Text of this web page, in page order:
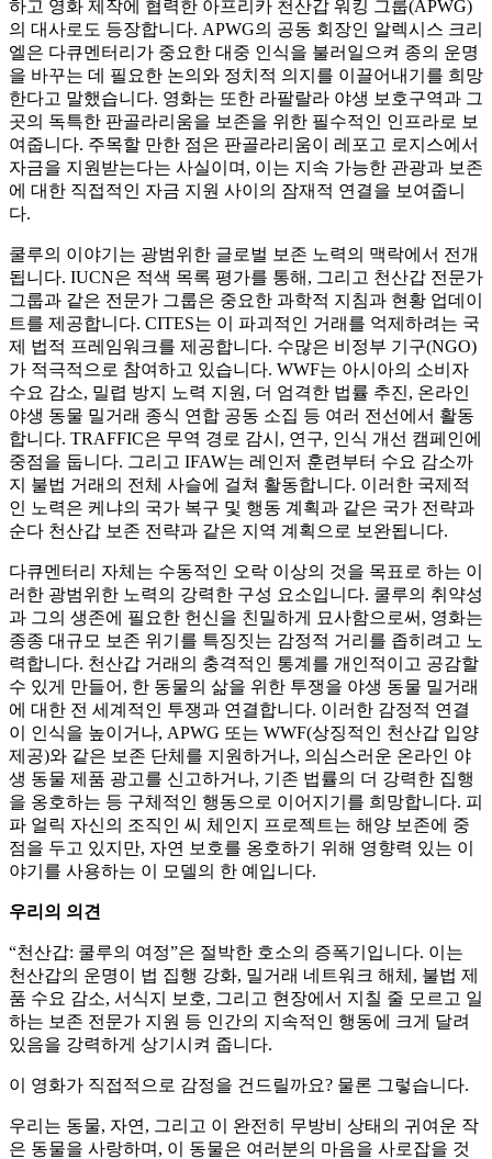
하고 영화 제작에 협력한 아프리카 천산갑 워킹 그룹(APWG)
의 대사로도 등장합니다. APWG의 공동 회장인 알렉시스 크리
엘은 다큐멘터리가 중요한 대중 인식을 불러일으켜 종의 운명
을 바꾸는 데 필요한 논의와 정치적 의지를 이끌어내기를 희망
한다고 말했습니다. 영화는 또한 라팔랄라 야생 보호구역과 그
곳의 독특한 판골라리움을 보존을 위한 필수적인 인프라로 보
여줍니다. 주목할 만한 점은 판골라리움이 레포고 로지스에서
자금을 지원받는다는 사실이며, 이는 지속 가능한 관광과 보존
에 대한 직접적인 자금 지원 사이의 잠재적 연결을 보여줍니
다.
쿨루의 이야기는 광범위한 글로벌 보존 노력의 맥락에서 전개
됩니다. IUCN은 적색 목록 평가를 통해, 그리고 천산갑 전문가
그룹과 같은 전문가 그룹은 중요한 과학적 지침과 현황 업데이
트를 제공합니다. CITES는 이 파괴적인 거래를 억제하려는 국
제 법적 프레임워크를 제공합니다. 수많은 비정부 기구(NGO)
가 적극적으로 참여하고 있습니다. WWF는 아시아의 소비자
수요 감소, 밀렵 방지 노력 지원, 더 엄격한 법률 추진, 온라인
야생 동물 밀거래 종식 연합 공동 소집 등 여러 전선에서 활동
합니다. TRAFFIC은 무역 경로 감시, 연구, 인식 개선 캠페인에
중점을 둡니다. 그리고 IFAW는 레인저 훈련부터 수요 감소까
지 불법 거래의 전체 사슬에 걸쳐 활동합니다. 이러한 국제적
인 노력은 케냐의 국가 복구 및 행동 계획과 같은 국가 전략과
순다 천산갑 보존 전략과 같은 지역 계획으로 보완됩니다.
다큐멘터리 자체는 수동적인 오락 이상의 것을 목표로 하는 이
러한 광범위한 노력의 강력한 구성 요소입니다. 쿨루의 취약성
과 그의 생존에 필요한 헌신을 친밀하게 묘사함으로써, 영화는
종종 대규모 보존 위기를 특징짓는 감정적 거리를 좁히려고 노
력합니다. 천산갑 거래의 충격적인 통계를 개인적이고 공감할
수 있게 만들어, 한 동물의 삶을 위한 투쟁을 야생 동물 밀거래
에 대한 전 세계적인 투쟁과 연결합니다. 이러한 감정적 연결
이 인식을 높이거나, APWG 또는 WWF(상징적인 천산갑 입양
제공)와 같은 보존 단체를 지원하거나, 의심스러운 온라인 야
생 동물 제품 광고를 신고하거나, 기존 법률의 더 강력한 집행
을 옹호하는 등 구체적인 행동으로 이어지기를 희망합니다. 피
파 얼릭 자신의 조직인 씨 체인지 프로젝트는 해양 보존에 중
점을 두고 있지만, 자연 보호를 옹호하기 위해 영향력 있는 이
야기를 사용하는 이 모델의 한 예입니다.
우리의 의견
“천산갑: 쿨루의 여정”은 절박한 호소의 증폭기입니다. 이는
천산갑의 운명이 법 집행 강화, 밀거래 네트워크 해체, 불법 제
품 수요 감소, 서식지 보호, 그리고 현장에서 지칠 줄 모르고 일
하는 보존 전문가 지원 등 인간의 지속적인 행동에 크게 달려
있음을 강력하게 상기시켜 줍니다.
이 영화가 직접적으로 감정을 건드릴까요? 물론 그렇습니다.
우리는 동물, 자연, 그리고 이 완전히 무방비 상태의 귀여운 작
은 동물을 사랑하며, 이 동물은 여러분의 마음을 사로잡을 것